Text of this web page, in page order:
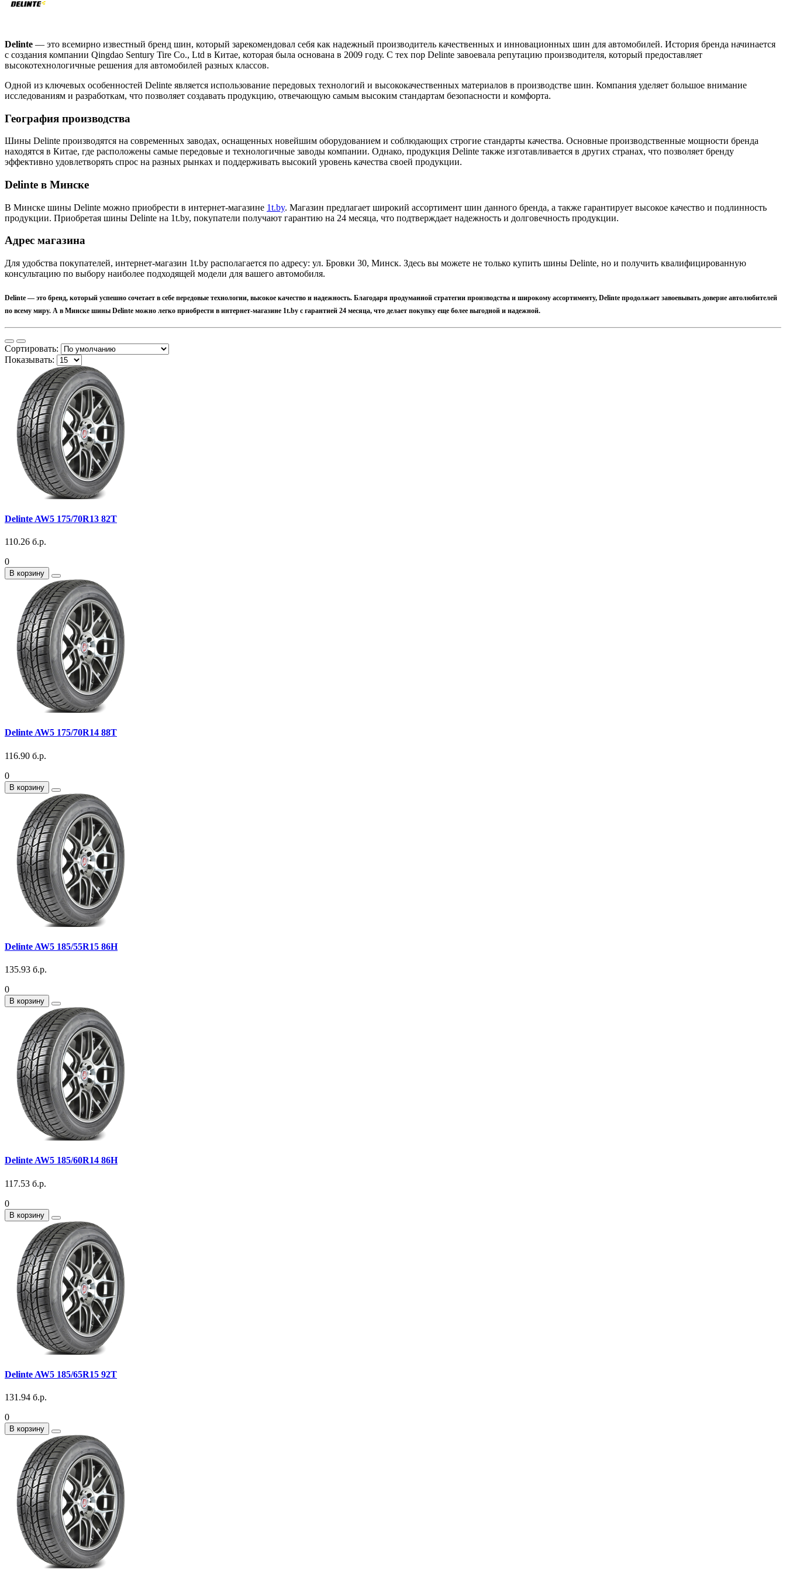
Delinte — это всемирно известный бренд шин, который зарекомендовал себя как надежный производитель качественных и инновационных шин для автомобилей. История бренда начинается
с создания компании Qingdao Sentury Tire Co., Ltd в Китае, которая была основана в 2009 году. С тех пор Delinte завоевала репутацию производителя, который предоставляет
высокотехнологичные решения для автомобилей разных классов.
Одной из ключевых особенностей Delinte является использование передовых технологий и высококачественных материалов в производстве шин. Компания уделяет большое внимание
исследованиям и разработкам, что позволяет создавать продукцию, отвечающую самым высоким стандартам безопасности и комфорта.
География производства
Шины Delinte производятся на современных заводах, оснащенных новейшим оборудованием и соблюдающих строгие стандарты качества. Основные производственные мощности бренда
находятся в Китае, где расположены самые передовые и технологичные заводы компании. Однако, продукция Delinte также изготавливается в других странах, что позволяет бренду
эффективно удовлетворять спрос на разных рынках и поддерживать высокий уровень качества своей продукции.
Delinte в Минске
В Минске шины Delinte можно приобрести в интернет-магазине 1t.by. Магазин предлагает широкий ассортимент шин данного бренда, а также гарантирует высокое качество и подлинность
продукции. Приобретая шины Delinte на 1t.by, покупатели получают гарантию на 24 месяца, что подтверждает надежность и долговечность продукции.
Адрес магазина
Для удобства покупателей, интернет-магазин 1t.by располагается по адресу: ул. Бровки 30, Минск. Здесь вы можете не только купить шины Delinte, но и получить квалифицированную
консультацию по выбору наиболее подходящей модели для вашего автомобиля.
Delinte — это бренд, который успешно сочетает в себе передовые технологии, высокое качество и надежность. Благодаря продуманной стратегии производства и широкому ассортименту, Delinte продолжает завоевывать доверие автолюбителей
по всему миру. А в Минске шины Delinte можно легко приобрести в интернет-магазине 1t.by с гарантией 24 месяца, что делает покупку еще более выгодной и надежной.
Сортировать:
Показывать:
Delinte AW5 175/70R13 82T
110.26 б.р.
0
В корзину
Delinte AW5 175/70R14 88T
116.90 б.р.
0
В корзину
Delinte AW5 185/55R15 86H
135.93 б.р.
0
В корзину
Delinte AW5 185/60R14 86H
117.53 б.р.
0
В корзину
Delinte AW5 185/65R15 92T
131.94 б.р.
0
В корзину